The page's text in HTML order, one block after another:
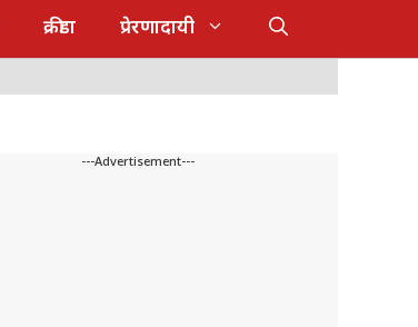
क्रीडा प्रेरणादायी
---Advertisement---